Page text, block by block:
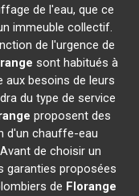
de l'eau, que ce
immeuble collectif.
de l'urgence de
sont habitués à
aux besoins de leurs
du type de service
proposent des
d'un chauffe-eau
de choisir un
garanties proposées
de Florange